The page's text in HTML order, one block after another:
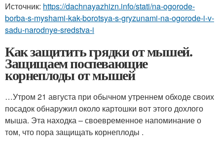
Источник: https://dachnayazhizn.info/stati/na-ogorode-
borba-s-myshami-kak-borotsya-s-gryzunami-na-ogorode-i-v-
sadu-narodnye-sredstva-i
Как защитить грядки от мышей.
Защищаем поспевающие
корнеплоды от мышей
…Утром 21 августа при обычном утреннем обходе своих
посадок обнаружил около картошки вот этого дохлого
мыша. Эта находка – своевременное напоминание о
том, что пора защищать корнеплоды .